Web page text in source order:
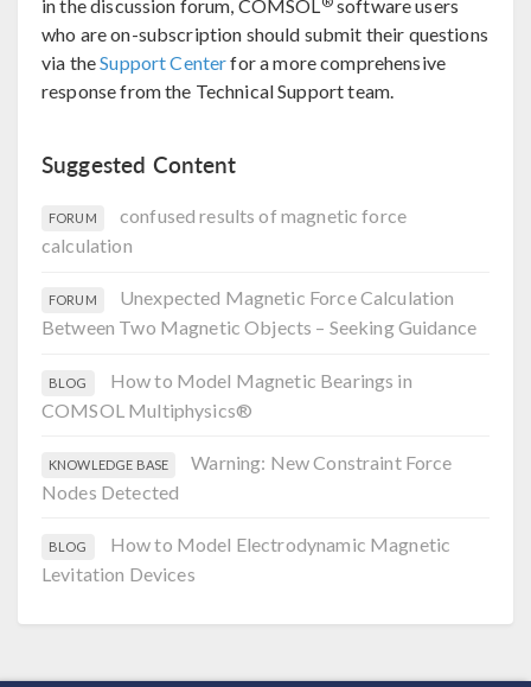
in the discussion forum, COMSOL software users
who are on-subscription should submit their questions
via theSupport Centerfor a more comprehensive
response from the Technical Support team.
Suggested Content
FORUM
confused results of magnetic force
calculation
FORUM
Unexpected Magnetic Force Calculation
Between Two Magnetic Objects – Seeking Guidance
BLOG
How to Model Magnetic Bearings in
COMSOL Multiphysics®
KNOWLEDGE BASE
Warning: New Constraint Force
Nodes Detected
BLOG
How to Model Electrodynamic Magnetic
Levitation Devices